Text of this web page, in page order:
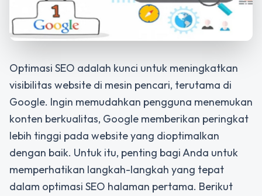
Optimasi SEO adalah kunci untuk meningkatkan
visibilitas website di mesin pencari, terutama di
Google. Ingin memudahkan pengguna menemukan
konten berkualitas, Google memberikan peringkat
lebih tinggi pada website yang dioptimalkan
dengan baik. Untuk itu, penting bagi Anda untuk
memperhatikan langkah-langkah yang tepat
dalam optimasi SEO halaman pertama. Berikut